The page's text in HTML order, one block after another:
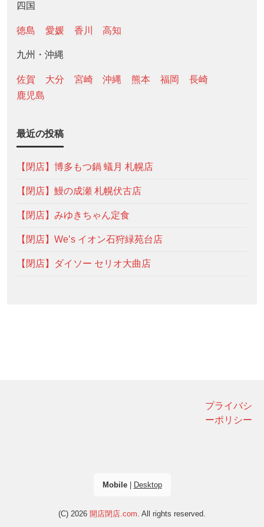
四国
徳島 愛媛 香川 高知
九州・沖縄
佐賀 大分 宮崎 沖縄 熊本 福岡
長崎
鹿児島
最近の投稿
【閉店】博多もつ鍋 蟻月 札幌店
【閉店】鰻の成瀬 札幌伏古店
【閉店】みゆきちゃん定食
【閉店】We’s イオン石狩緑苑台店
【閉店】ダイソー セリオ大曲店
プライバシ
ーポリシー
Mobile| Desktop
(C) 2026 開店閉店.com. All rights reserved.